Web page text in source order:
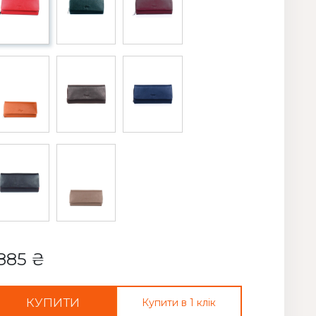
₴
Купити в 1 клік
КУПИТИ